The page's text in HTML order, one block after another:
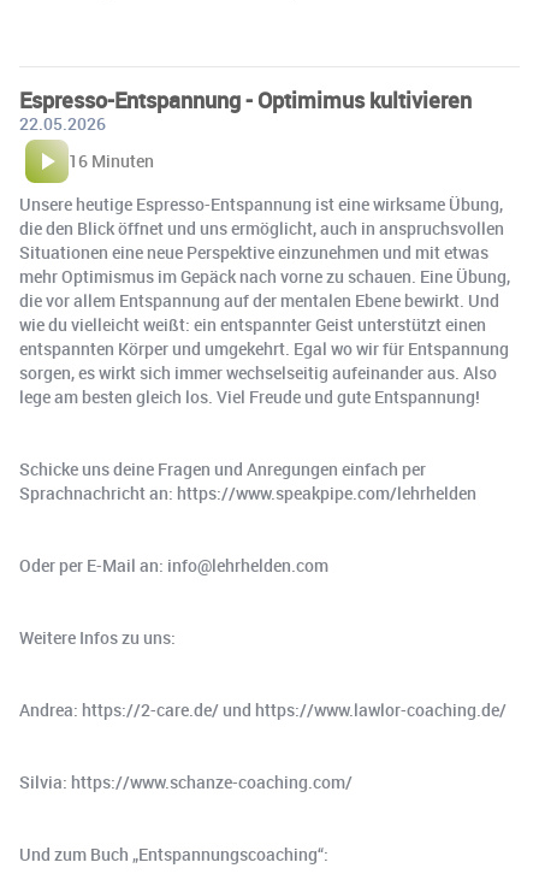
Espresso-Entspannung - Optimimus kultivieren
22.05.2026
16 Minuten
Unsere heutige Espresso-Entspannung ist eine wirksame Übung,
die den Blick öffnet und uns ermöglicht, auch in anspruchsvollen
Situationen eine neue Perspektive einzunehmen und mit etwas
mehr Optimismus im Gepäck nach vorne zu schauen. Eine Übung,
die vor allem Entspannung auf der mentalen Ebene bewirkt. Und
wie du vielleicht weißt: ein entspannter Geist unterstützt einen
entspannten Körper und umgekehrt. Egal wo wir für Entspannung
sorgen, es wirkt sich immer wechselseitig aufeinander aus. Also
lege am besten gleich los. Viel Freude und gute Entspannung!
Schicke uns deine Fragen und Anregungen einfach per
Sprachnachricht an: https://www.speakpipe.com/lehrhelden
Oder per E-Mail an: info@lehrhelden.com
Weitere Infos zu uns:
Andrea: https://2-care.de/ und https://www.lawlor-coaching.de/
Silvia: https://www.schanze-coaching.com/
Und zum Buch „Entspannungscoaching“: